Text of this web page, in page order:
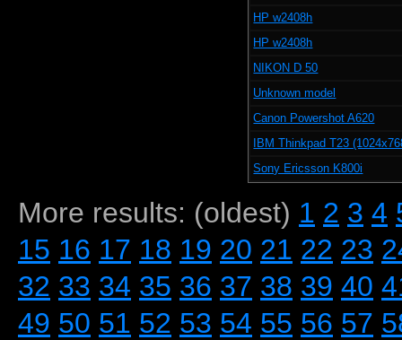
HP w2408h
HP w2408h
NIKON D 50
Unknown model
Canon Powershot A620
IBM Thinkpad T23
Sony Ericsson K800i
More results: (oldest) 1 2 3 4
15 16 17 18 19 20 21 22 23
32 33 34 35 36 37 38 39 40
49 50 51 52 53 54 55 56 57